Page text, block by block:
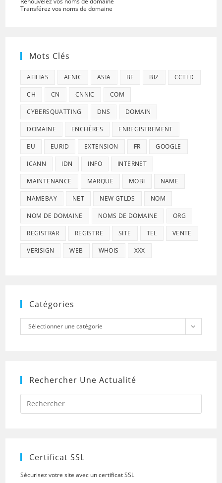
Transférez vos noms de domaine
Mots Clés
AFILIAS AFNIC ASIA BE BIZ CCTLD
CH CN CNNIC COM
CYBERSQUATTING DNS DOMAIN
DOMAINE ENCHÈRES ENREGISTREMENT
EU EURID EXTENSION FR GOOGLE
ICANN IDN INFO INTERNET
MAINTENANCE MARQUE MOBI NAME
NAMEBAY NET NEW GTLDS NOM
NOM DE DOMAINE NOMS DE DOMAINE ORG
REGISTRAR REGISTRE SITE TEL VENTE
VERISIGN WEB WHOIS XXX
Catégories
Catégories
Sélectionner une catégorie
Rechercher Une Actualité
Press
to
Certificat SSL
Sécurisez votre site avec un certificat SSL